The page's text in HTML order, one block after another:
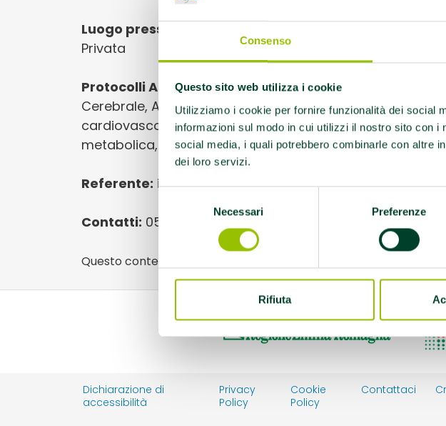
Consenso
Questo sito web utilizza i cookie
Utilizziamo i cookie per fornire funzionalità dei social
informazioni sul modo in cui utilizzi il nostro sito con
social media, i quali potrebbero combinarle con altre
dei loro servizi.
consenso
Necessari Preferenze
Rifiuta
Luogo presso cui si svolgono le attività AMA:
Privata
Protocolli AMA:AFA Fibromialgia primaria, AFA Ictus
Cerebrale, AFA Sclerosi Multipla, EFA Cardiopatie /
cardiovascolari, EFA Diabete tipo 2 ed EFA sindrome
metabolica, EFA Trapianti
Referente: info@palestramercurio.it
Contatti: 0523-072052
Questo contenuto si trova in
Dichiarazione di
accessibilità
Privacy
Policy
Cookie
Policy
Contattaci